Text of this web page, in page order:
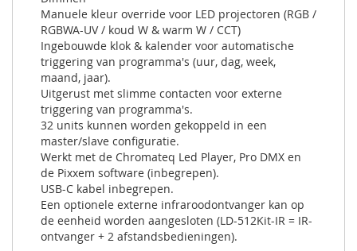
Manuele kleur override voor LED projectoren (RGB /
RGBWA-UV / koud W & warm W / CCT)
Ingebouwde klok & kalender voor automatische
triggering van programma's (uur, dag, week,
maand, jaar).
Uitgerust met slimme contacten voor externe
triggering van programma's.
32 units kunnen worden gekoppeld in een
master/slave configuratie.
Werkt met de Chromateq Led Player, Pro DMX en
de Pixxem software (inbegrepen).
USB-C kabel inbegrepen.
Een optionele externe infraroodontvanger kan op
de eenheid worden aangesloten (LD-512Kit-IR = IR-
ontvanger + 2 afstandsbedieningen).